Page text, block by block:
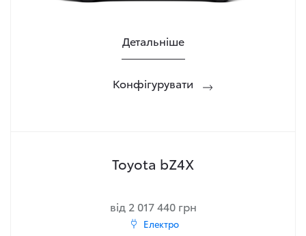
Детальніше
Конфігурувати
Toyota bZ4X
від 2 017 440 грн
Електро